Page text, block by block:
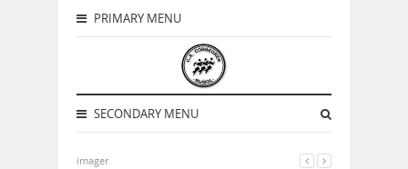
PRIMARY MENU
SECONDARY MENU
imager